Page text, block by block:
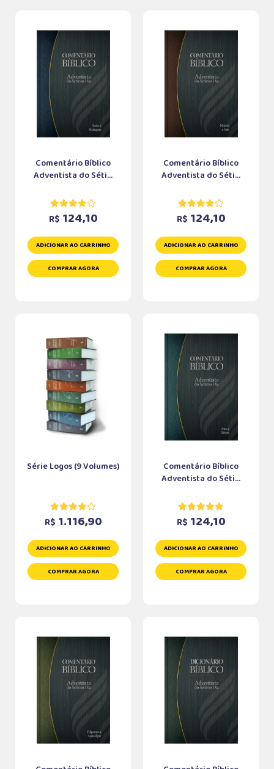
Comentário Bíblico
Adventista do Séti...
R$ 124,10
ADICIONAR AO CARRINHO
COMPRAR AGORA
Comentário Bíblico
Adventista do Séti...
R$ 124,10
ADICIONAR AO CARRINHO
COMPRAR AGORA
Série Logos (9 Volumes)
R$ 1.116,90
ADICIONAR AO CARRINHO
COMPRAR AGORA
Comentário Bíblico
Adventista do Séti...
R$ 124,10
ADICIONAR AO CARRINHO
COMPRAR AGORA